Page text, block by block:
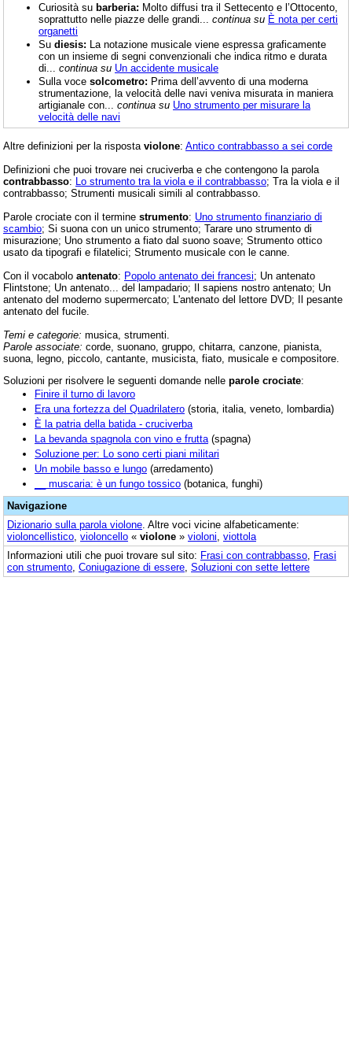
Curiosità su barberia: Molto diffusi tra il Settecento e l’Ottocento,
soprattutto nelle piazze delle grandi... continua su È nota per certi
organetti
Su diesis: La notazione musicale viene espressa graficamente
con un insieme di segni convenzionali che indica ritmo e durata
di... continua su Un accidente musicale
Sulla voce solcometro: Prima dell’avvento di una moderna
strumentazione, la velocità delle navi veniva misurata in maniera
artigianale con... continua su Uno strumento per misurare la
velocità delle navi
Altre definizioni per la risposta violone: Antico contrabbasso a sei corde
Definizioni che puoi trovare nei cruciverba e che contengono la parola
contrabbasso: Lo strumento tra la viola e il contrabbasso; Tra la viola e il
contrabbasso; Strumenti musicali simili al contrabbasso.
Parole crociate con il termine strumento: Uno strumento finanziario di
scambio; Si suona con un unico strumento; Tarare uno strumento di
misurazione; Uno strumento a fiato dal suono soave; Strumento ottico
usato da tipografi e filatelici; Strumento musicale con le canne.
Con il vocabolo antenato: Popolo antenato dei francesi; Un antenato
Flintstone; Un antenato... del lampadario; Il sapiens nostro antenato; Un
antenato del moderno supermercato; L'antenato del lettore DVD; Il pesante
antenato del fucile.
Temi e categorie: musica, strumenti.
Parole associate: corde, suonano, gruppo, chitarra, canzone, pianista,
suona, legno, piccolo, cantante, musicista, fiato, musicale e compositore.
Soluzioni per risolvere le seguenti domande nelle parole crociate:
Finire il turno di lavoro
Era una fortezza del Quadrilatero (storia, italia, veneto, lombardia)
È la patria della batida - cruciverba
La bevanda spagnola con vino e frutta (spagna)
Soluzione per: Lo sono certi piani militari
Un mobile basso e lungo (arredamento)
__ muscaria: è un fungo tossico (botanica, funghi)
Navigazione
Dizionario sulla parola violone . Altre voci vicine alfabeticamente:
violoncellistico violoncello « violone » violoni viottola
Informazioni utili che puoi trovare sul sito: Frasi con contrabbasso Frasi
con strumento Coniugazione di essere Soluzioni con sette lettere